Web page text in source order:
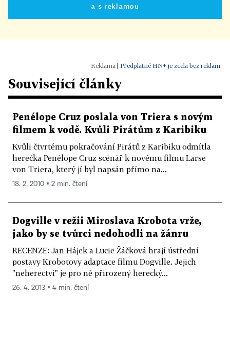
a s reklamou
Předplatné HN+ je zcela bez reklam.
Související články
Penélope Cruz poslala von Triera s novým
filmem k vodě. Kvůli Pirátům z Karibiku
Kvůli čtvrtému pokračování Pirátů z Karibiku odmítla
herečka Penélope Cruz scénář k novému filmu Larse
von Triera, který jí byl napsán přímo na...
18. 2. 2010 ▪ 2 min. čtení
Dogville v režii Miroslava Krobota vrže,
jako by se tvůrci nedohodli na žánru
RECENZE: Jan Hájek a Lucie Žáčková hrají ústřední
postavy Krobotovy adaptace filmu Dogville. Jejich
"neherectví" je pro ně přirozený herecký...
26. 4. 2013 ▪ 4 min. čtení